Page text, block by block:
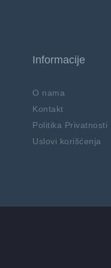
Informacije
O nama
Kontakt
Politika Privatnosti
Uslovi korišćenja